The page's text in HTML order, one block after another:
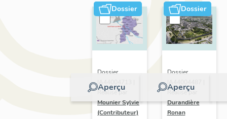
Dossier
Aperçu
Dossier
IA44004713 |
Réalisé par
Mounier Sylvie
(Contributeur)
Dossier
Aperçu
Dossier
IA44004487 |
Réalisé par
Durandière
Ronan